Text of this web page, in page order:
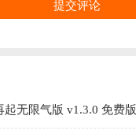
起无限气版 v1.3.0 免费版